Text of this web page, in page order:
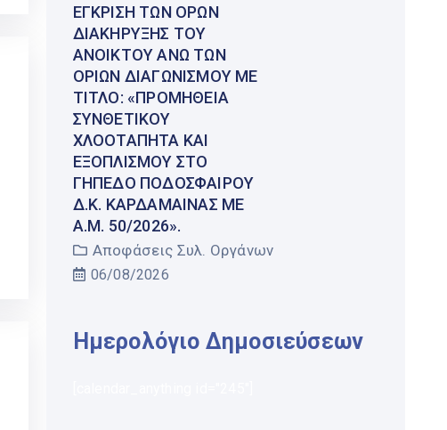
ΈΓΚΡΙΣΗ ΤΩΝ ΌΡΩΝ
ΔΙΑΚΉΡΥΞΗΣ ΤΟΥ
ΑΝΟΙΚΤΟΎ ΆΝΩ ΤΩΝ
ΟΡΊΩΝ ΔΙΑΓΩΝΙΣΜΟΎ ΜΕ
ΤΊΤΛΟ: «ΠΡΟΜΉΘΕΙΑ
ΣΥΝΘΕΤΙΚΟΎ
ΧΛΟΟΤΆΠΗΤΑ ΚΑΙ
ΕΞΟΠΛΙΣΜΟΎ ΣΤΟ
ΓΉΠΕΔΟ ΠΟΔΟΣΦΑΊΡΟΥ
Δ.Κ. ΚΑΡΔΆΜΑΙΝΑΣ ΜΕ
Α.Μ. 50/2026».
Αποφάσεις Συλ. Οργάνων
06/08/2026
Ημερολόγιο Δημοσιεύσεων